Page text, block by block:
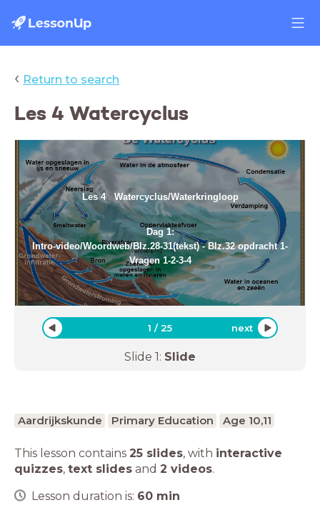
‹ Return to search
Les 4 Watercyclus
Les 4 Watercyclus/Waterkringloop
Dag 1:
Intro-video/Woordweb/Blz.28-31(tekst) - Blz.32 opdracht 1-
Vragen 1-2-3-4
1 /25 next
Slide 1: Slide
Aardrijkskunde Primary Education Age 10,11
This lesson contains 25 slides, with interactive
quizzes, text slides and 2 videos.
Lesson duration is: 60 min